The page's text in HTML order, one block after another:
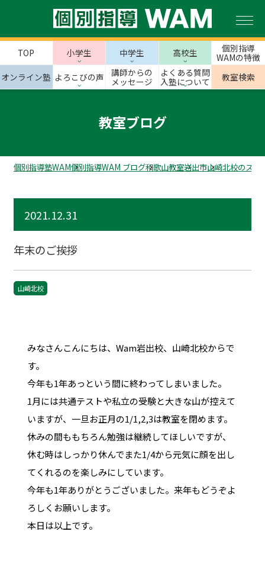
TOP 小学生 中学生 高校生
個別指導
WAMの特徴
オンライン塾 よろこびの声
講師からの
メッセージ
よくある質問
入塾について
教室検索
教室ブログ
個別指導塾WAM個別指導WAM ブログ和歌山教室岩出市山崎北校のスタ
2021.12.31
年末のご挨拶
山崎北校
みなさんこんにちは、Wam岩出校、山崎北校からで
す。
今年も1年あっという間に終わってしまいました。
1月には共通テストや私立の受験と大きな山が控えて
いますが、一旦お正月の1/1,2,3は教室を閉めます。
休みの間ももちろん勉強は継続してほしいですが、
休む時はしっかり休んでまた1/4から元気に顔を出し
てくれるのを楽しみにしています。
今年も1年ありがとうございました。来年もどうぞよ
ろしくお願いします。
本日は以上です。